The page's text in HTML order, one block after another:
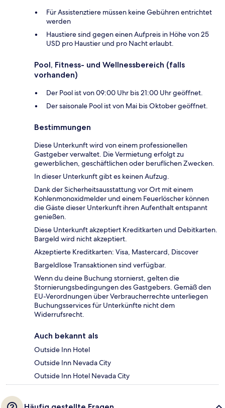
Für Assistenztiere müssen keine Gebühren entrichtet
werden
Haustiere sind gegen einen Aufpreis in Höhe von 25
USD pro Haustier und pro Nacht erlaubt.
Pool, Fitness- und Wellnessbereich (falls
vorhanden)
Der Pool ist von 09:00 Uhr bis 21:00 Uhr geöffnet.
Der saisonale Pool ist von Mai bis Oktober geöffnet.
Bestimmungen
Diese Unterkunft wird von einem professionellen
Gastgeber verwaltet. Die Vermietung erfolgt zu
gewerblichen, geschäftlichen oder beruflichen Zwecken.
In dieser Unterkunft gibt es keinen Aufzug.
Dank der Sicherheitsausstattung vor Ort mit einem
Kohlenmonoxidmelder und einem Feuerlöscher können
die Gäste dieser Unterkunft ihren Aufenthalt entspannt
genießen.
Diese Unterkunft akzeptiert Kreditkarten und Debitkarten.
Bargeld wird nicht akzeptiert.
Akzeptierte Kreditkarten: Visa, Mastercard, Discover
Bargeldlose Transaktionen sind verfügbar.
Wenn du deine Buchung stornierst, gelten die
Stornierungsbedingungen des Gastgebers. Gemäß den
EU-Verordnungen über Verbraucherrechte unterliegen
Buchungsservices für Unterkünfte nicht dem
Widerrufsrecht.
Auch bekannt als
Outside Inn Hotel
Outside Inn Nevada City
Outside Inn Hotel Nevada City